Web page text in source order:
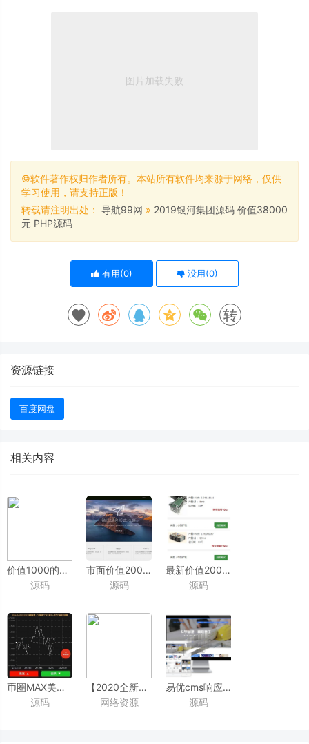
©软件著作权归作者所有。本站所有软件均来源于网络，仅供
学习使用，请支持正版！
转载请注明出处： 导航99网 » 2019银河集团源码 价值38000
元 PHP源码
有用(0) 没用(0)
转
资源链接
百度网盘
相关内容
价值1000的校园信息发布平台源码
源码
市面价值2000+的微信域名检测源码,
纯官方接口,
源码
最新价值2000的矿工世界区块链
商城+虚拟币
GEC，挖矿，
云矿机挖矿源码系统
源码
币圈MAX美元汇率1：
6价值8000开源源码
源码
【2020全新UI】
价值12800元的微盘学习盘完整数据打包跳动k线
网络资源
易优cms响应式工程建设集团基
自适应手机端
源码